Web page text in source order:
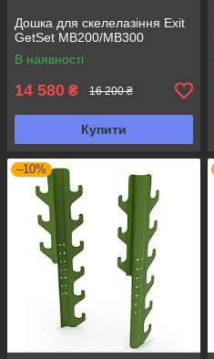
Дошка для скелелазіння Exit
GetSet MB200/MB300
В наявності
14 580 ₴ 16 200 ₴
Купити
–10%